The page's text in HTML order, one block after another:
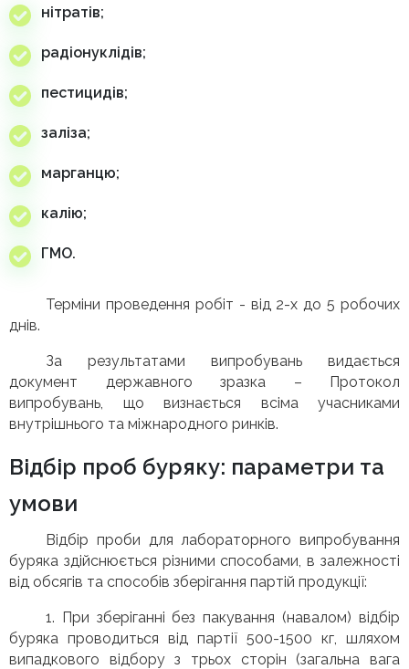
нітратів;
радіонуклідів;
пестицидів;
заліза;
марганцю;
калію;
ГМО.
Терміни проведення робіт - від 2-х до 5 робочих
днів.
За результатами випробувань видається
документ державного зразка – Протокол
випробувань, що визнається всіма учасниками
внутрішнього та міжнародного ринків.
Відбір проб буряку: параметри та
умови
Відбір проби для лабораторного випробування
буряка здійснюється різними способами, в залежності
від обсягів та способів зберігання партій продукції:
1. При зберіганні без пакування (навалом) відбір
буряка проводиться від партії 500-1500 кг, шляхом
випадкового відбору з трьох сторін (загальна вага